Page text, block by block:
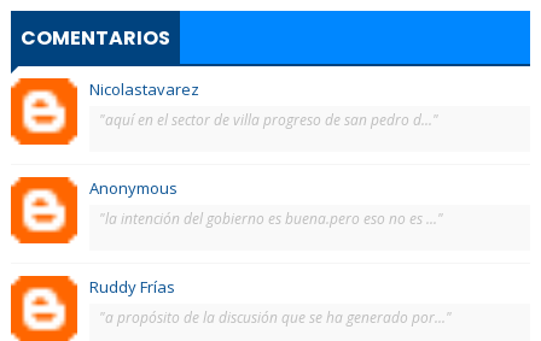
COMENTARIOS
Nicolastavarez
"aquí en el sector de villa progreso de san pedro d..."
Anonymous
"la intención del gobierno es buena.pero eso no es ..."
Ruddy Frías
"a propósito de la discusión que se ha generado por..."